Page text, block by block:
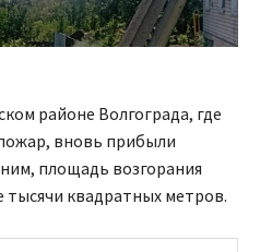
районе Волгограда, где
вновь прибыли
площадь возгорания
тысячи квадратных метров.